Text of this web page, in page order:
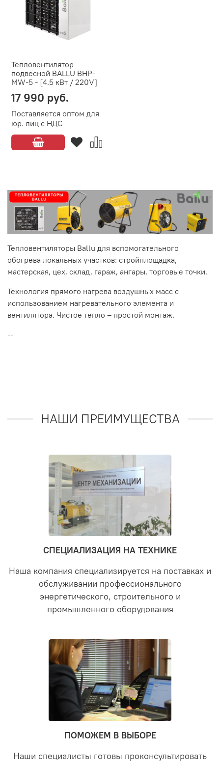
Тепловентилятор
подвесной BALLU BHP-
MW-5 - [4.5 кВт / 220V]
Поставляется оптом для
юр. лиц с НДС
17 990 руб.
Тепловентиляторы Ballu для вспомогательного
обогрева локальных участков: стройплощадка,
мастерская, цех, склад, гараж, ангары, торговые точки.
Технология прямого нагрева воздушных масс с
использованием нагревательного элемента и
вентилятора. Чистое тепло – простой монтаж.
--
НАШИ ПРЕИМУЩЕСТВА
СПЕЦИАЛИЗАЦИЯ НА ТЕХНИКЕ
Наша компания специализируется на поставках и
обслуживании профессионального
энергетического, строительного и
промышленного оборудования
ПОМОЖЕМ В ВЫБОРЕ
Наши специалисты готовы проконсультировать